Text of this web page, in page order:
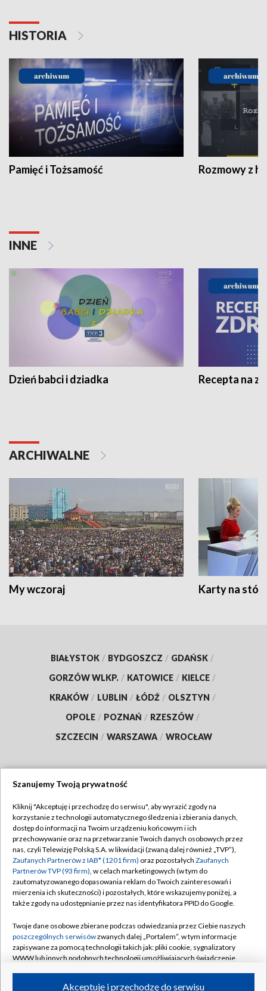
HISTORIA
Pamięć i Tożsamość Rozmowy z
INNE
Dzień babci i dziadka Recepta na
ARCHIWALNE
My wczoraj Karty na
BIAŁYSTOK / BYDGOSZCZ / GDAŃSK /
GORZÓW WLKP. / KATOWICE / KIELCE /
KRAKÓW / LUBLIN / ŁÓDŹ / OLSZTYN /
OPOLE / POZNAŃ / RZESZÓW /
SZCZECIN / WARSZAWA / WROCŁAW
TVP
Abonament TVP
Emisja w TVP
Centrum informacji TVP
Naziemna Telewizja Cyfrowa
Rada Programowa
System NOS
Informacje o nadawcy
Regulamin TVP
Polityka prywatności
Moje zgody
Pomoc
Kontakt
Kanały
Szanujemy Twoją prywatność
Kliknij "Akceptuję i przechodzę do serwisu", aby wyrazić zgody na
korzystanie z technologii automatycznego śledzenia i zbierania danych,
dostęp do informacji na Twoim urządzeniu końcowym i ich
przechowywanie oraz na przetwarzanie Twoich danych osobowych przez
nas, czyli Telewizję Polską S.A. w likwidacji (zwaną dalej również „TVP”),
Zaufanych Partnerów z IAB* (1201 firm) oraz pozostałych Zaufanych
Partnerów TVP (93 firm), w celach marketingowych (w tym do
zautomatyzowanego dopasowania reklam do Twoich zainteresowań i
mierzenia ich skuteczności) i pozostałych, które wskazujemy poniżej, a
także zgody na udostępnianie przez nas identyfikatora PPID do Google.
Twoje dane osobowe zbierane podczas odwiedzania przez Ciebie naszych
poszczególnych serwisówzwanych dalej „Portalem”, w tym informacje
zapisywane za pomocą technologii takich jak: pliki cookie, sygnalizatory
WWW lub innych podobnych technologii umożliwiających świadczenie
Akceptuję i przechodzę do serwisu